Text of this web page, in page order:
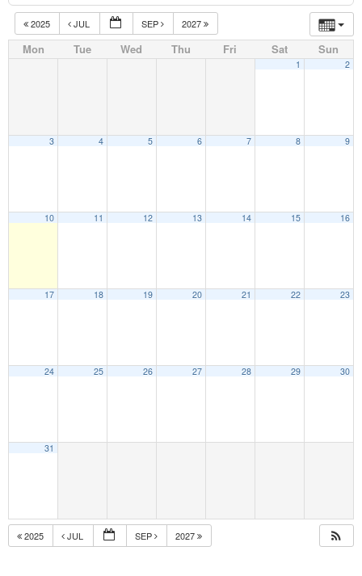
2025 JUL SEP 2027
Mon Tue Wed Thu Fri Sat Sun
1 2
3 4 5 6 7 8 9
10 11 12 13 14 15 16
17 18 19 20 21 22 23
24 25 26 27 28 29 30
31
2025 JUL SEP 2027